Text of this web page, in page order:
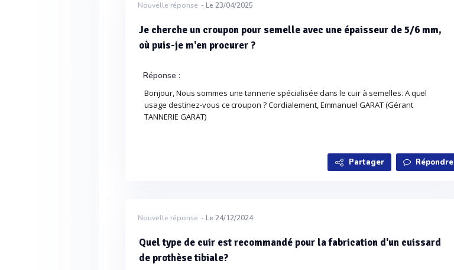
Nouvelle réponse - Le 23/04/2025
Je cherche un croupon pour semelle avec une épaisseur de 5/6 mm,
où puis-je m'en procurer ?
Réponse :
Bonjour, Nous sommes une tannerie spécialisée dans le cuir à semelles. A quel
usage destinez-vous ce croupon ? Cordialement, Emmanuel GARAT (Gérant
TANNERIE GARAT)
Partager Répondre
Nouvelle réponse - Le 24/12/2024
Quel type de cuir est recommandé pour la fabrication d'un cuissard
de prothèse tibiale?